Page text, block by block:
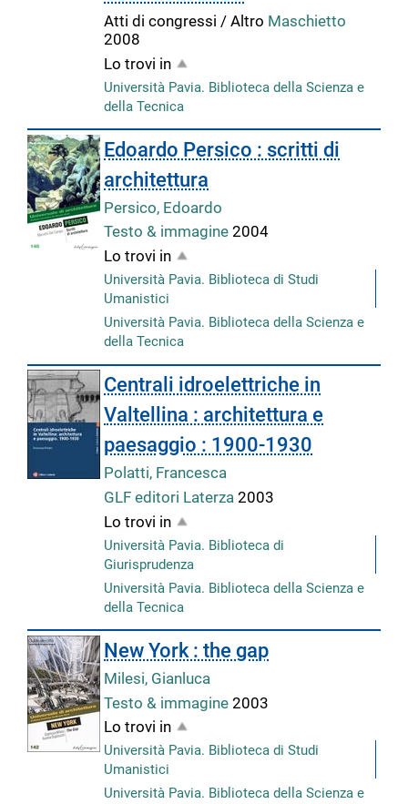
Atti di congressi / Altro Maschietto
2008
Lo trovi in
Università Pavia. Biblioteca della Scienza e
della Tecnica
Edoardo Persico : scritti di
architettura
Persico, Edoardo
Testo & immagine2004
Lo trovi in
Università Pavia. Biblioteca di Studi
Umanistici
Università Pavia. Biblioteca della Scienza e
della Tecnica
Centrali idroelettriche in
Valtellina : architettura e
paesaggio : 1900-1930
Polatti, Francesca
GLF editori Laterza2003
Lo trovi in
Università Pavia. Biblioteca di
Giurisprudenza
Università Pavia. Biblioteca della Scienza e
della Tecnica
New York : the gap
Milesi, Gianluca
Testo & immagine2003
Lo trovi in
Università Pavia. Biblioteca di Studi
Umanistici
Università Pavia. Biblioteca della Scienza e